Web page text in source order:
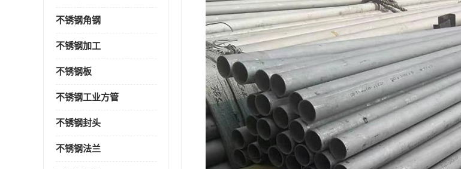
不锈钢角钢
不锈钢加工
不锈钢板
不锈钢工业方管
不锈钢封头
不锈钢法兰